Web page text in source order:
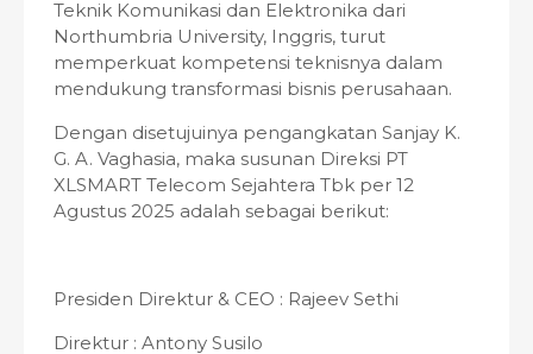
Teknik Komunikasi dan Elektronika dari
Northumbria University, Inggris, turut
memperkuat kompetensi teknisnya dalam
mendukung transformasi bisnis perusahaan.
Dengan disetujuinya pengangkatan Sanjay K.
G. A. Vaghasia, maka susunan Direksi PT
XLSMART Telecom Sejahtera Tbk per 12
Agustus 2025 adalah sebagai berikut:
Presiden Direktur & CEO : Rajeev Sethi
Direktur : Antony Susilo